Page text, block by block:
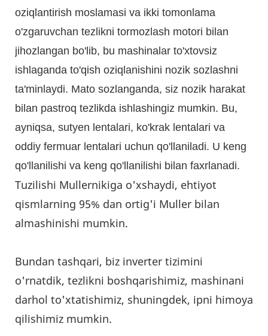
oziqlantirish moslamasi va ikki tomonlama
o'zgaruvchan tezlikni tormozlash motori bilan
jihozlangan bo'lib, bu mashinalar to'xtovsiz
ishlaganda to'qish oziqlanishini nozik sozlashni
ta'minlaydi. Mato sozlanganda, siz nozik harakat
bilan pastroq tezlikda ishlashingiz mumkin. Bu,
ayniqsa, sutyen lentalari, ko'krak lentalari va
oddiy fermuar lentalari uchun qo'llaniladi. U keng
qo'llanilishi va keng qo'llanilishi bilan faxrlanadi.
Tuzilishi Mullernikiga o'xshaydi, ehtiyot
qismlarning 95% dan ortig'i Muller bilan
almashinishi mumkin.
Bundan tashqari, biz inverter tizimini
o'rnatdik, tezlikni boshqarishimiz, mashinani
darhol to'xtatishimiz, shuningdek, ipni himoya
qilishimiz mumkin.